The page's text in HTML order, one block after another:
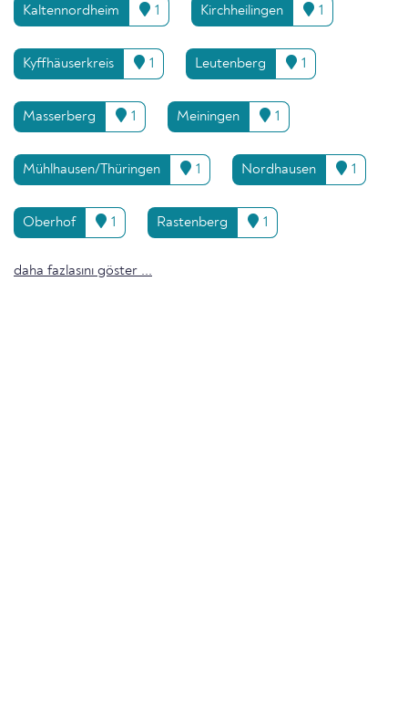
Kaltennordheim 1 Kirchheilingen 1
Kyffhäuserkreis 1 Leutenberg 1
Masserberg 1 Meiningen 1
Mühlhausen/Thüringen 1 Nordhausen 1
Oberhof 1 Rastenberg 1
daha fazlasını göster ...